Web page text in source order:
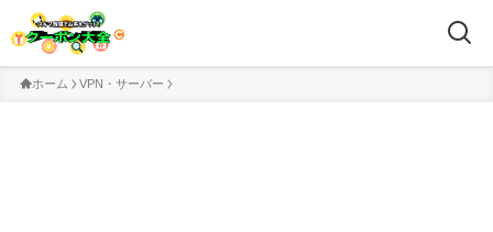
ホーム VPN・サーバー